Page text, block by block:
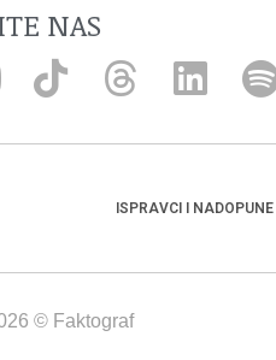
NAS
ISPRAVCI I NADOPUNE
© Faktograf